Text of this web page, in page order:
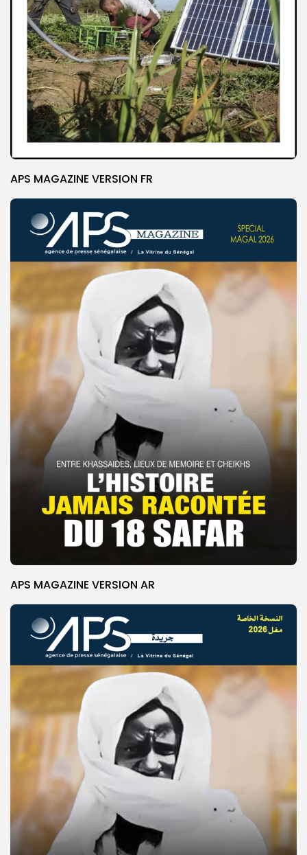
© Copyright 2025, APS
APS MAGAZINE VERSION FR
APS MAGAZINE VERSION AR